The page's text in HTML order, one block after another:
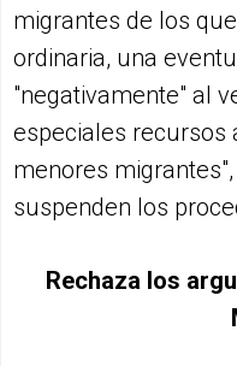
migrantes de los
ordinaria, una
"negativamente" al
especiales recursos
menores
suspenden los
Rechaza los